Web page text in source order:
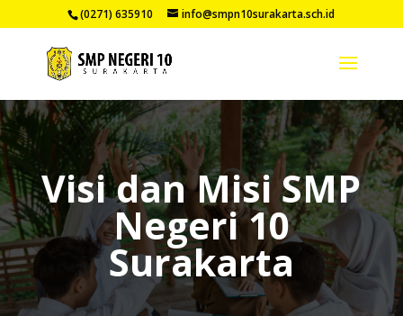
(0271) 635910 info@smpn10surakarta.sch.id
Visi dan Misi SMP
Negeri 10
Surakarta